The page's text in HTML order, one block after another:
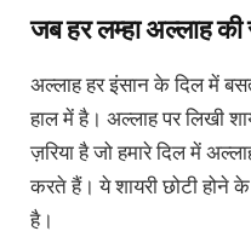
जब हर लम्हा अल्लाह
अल्लाह हर इंसान के दिल में
हाल में है। अल्लाह पर लिखी
ज़रिया है जो हमारे दिल में
करते हैं। ये शायरी छोटी होने
है।